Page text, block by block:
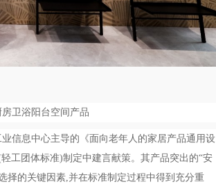
卫浴阳台空间产品
信息中心主导的《面向老年人的家居产品通用设
工团体标准)制定中建言献策。其产品突出的“安
择的关键因素,并在标准制定过程中得到充分重